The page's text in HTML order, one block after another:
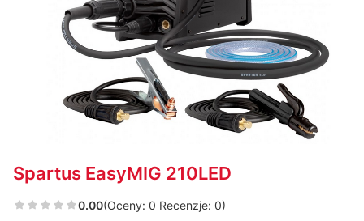
Spartus EasyMIG 210LED
0.00(Oceny: 0 Recenzje: 0)